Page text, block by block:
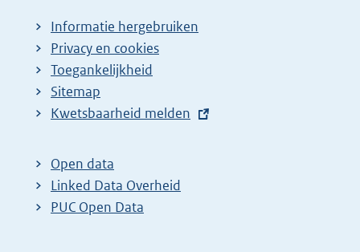
Informatie hergebruiken
Privacy en cookies
Toegankelijkheid
Sitemap
E
t
e
r
Kwetsbaarheid melden
Open data
Linked Data Overheid
PUC Open Data